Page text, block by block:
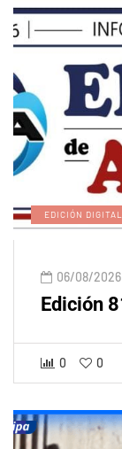
EDICIÓN DIGITAL
06/08/2026
Edición
0 0